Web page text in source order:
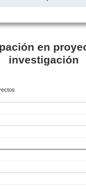
en
investigación